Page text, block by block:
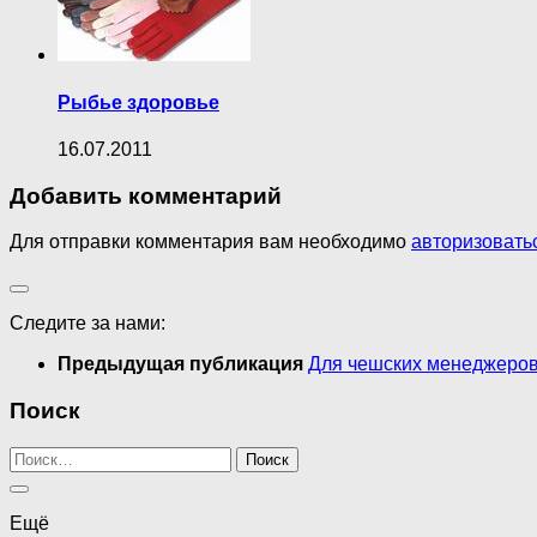
Рыбье здоровье
16.07.2011
Добавить комментарий
Для отправки комментария вам необходимо
Следите за нами:
Предыдущая публикация Для чешских
Поиск
Найти:
Ещё